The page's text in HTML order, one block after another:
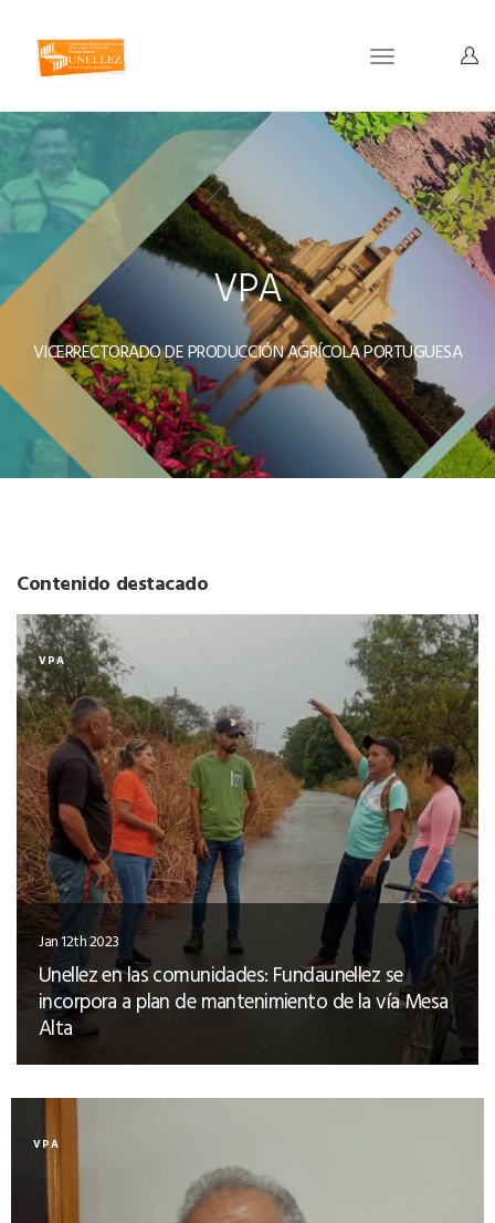
Toggle
VPA
VICERRECTORADO DE PRODUCCIÓN AGRÍCOLA PORTUGUESA
Contenido destacado
VPA
Jan 12th 2023
Unellez en las comunidades: Fundaunellez se
incorpora a plan de mantenimiento de la vía Mesa
Alta
VPA